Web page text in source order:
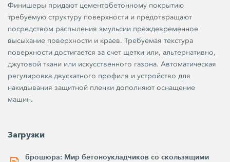
Финишеры придают цементобетонному покрытию
требуемую структуру поверхности и предотвращают
посредством распыления эмульсии преждевременное
высыхание поверхности и краев. Требуемая текстура
поверхности достигается за счет щетки или, альтернативно,
джутовой ткани или искусственного газона. Автоматическая
регулировка двускатного профиля и устройство для
накидывания защитной пленки дополняют оснащение
машин.
Загрузки
брошюра: Мир бетоноукладчиков со скользящими